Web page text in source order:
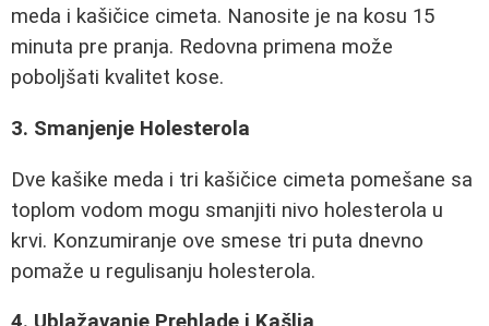
meda i kašičice cimeta. Nanosite je na kosu 15
minuta pre pranja. Redovna primena može
poboljšati kvalitet kose.
3. Smanjenje Holesterola
Dve kašike meda i tri kašičice cimeta pomešane sa
toplom vodom mogu smanjiti nivo holesterola u
krvi. Konzumiranje ove smese tri puta dnevno
pomaže u regulisanju holesterola.